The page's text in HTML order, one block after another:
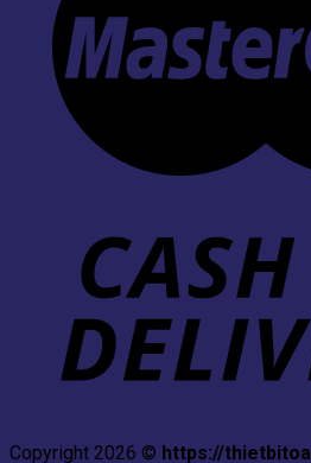
Copyright 2026 © https://